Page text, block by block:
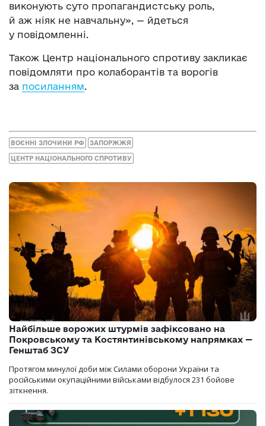
виконують суто пропагандистську роль,
й аж ніяк не навчальну», — йдеться
у повідомленні.
Також Центр національного спротиву закликає
повідомляти про колаборантів та ворогів
за посиланням.
ВОЄННІ ЗЛОЧИНИ РФ ЗАПОРЖЖЯ
ЦЕНТР НАЦІОНАЛЬНОГО СПРОТИВУ
Найбільше ворожих штурмів зафіксовано на
Покровському та Костянтинівському напрямках —
Генштаб ЗСУ
Протягом минулої доби між Силами оборони України та
російськими окупаційними військами відбулося 231 бойове
зіткнення.